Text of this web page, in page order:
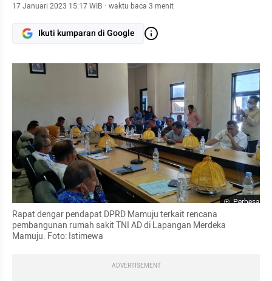
17 Januari 2023 15:17 WIB · waktu baca 3 menit
Ikuti kumparan di Google
Perbesar
Rapat dengar pendapat DPRD Mamuju terkait rencana
pembangunan rumah sakit TNI AD di Lapangan Merdeka
Mamuju. Foto: Istimewa
ADVERTISEMENT